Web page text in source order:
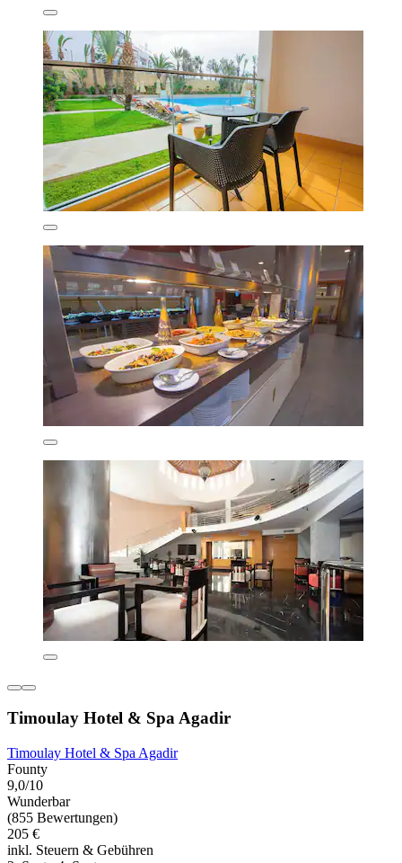
Timoulay Hotel & Spa Agadir
Timoulay Hotel & Spa Agadir
Founty
9,0/10
Wunderbar
(855 Bewertungen)
205 €
inkl. Steuern & Gebühren